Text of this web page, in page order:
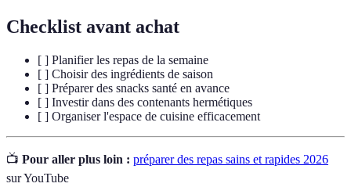
Checklist avant achat
[ ] Planifier les repas de la semaine
[ ] Choisir des ingrédients de saison
[ ] Préparer des snacks santé en avance
[ ] Investir dans des contenants hermétiques
[ ] Organiser l'espace de cuisine efficacement
📺 Pour aller plus loin : préparer des repas sains et rapides 2026
sur YouTube